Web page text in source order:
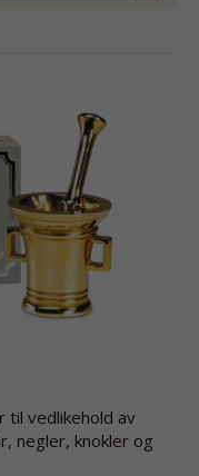
til vedlikehold av
negler, knokler og